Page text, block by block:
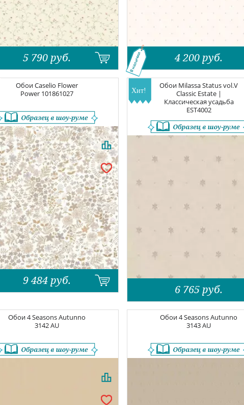
5 790 руб. 4 200 руб.
В наличии
ОбоиCaselio Flower
Power 101861027
9 484 руб.
Обои Milassa Status vol.V
Classic Estate |
Классическая усадьба
EST4002
6 765 руб.
Обои4 Seasons Autunno
3142 AU
Обои4 Seasons Autunno
3143 AU